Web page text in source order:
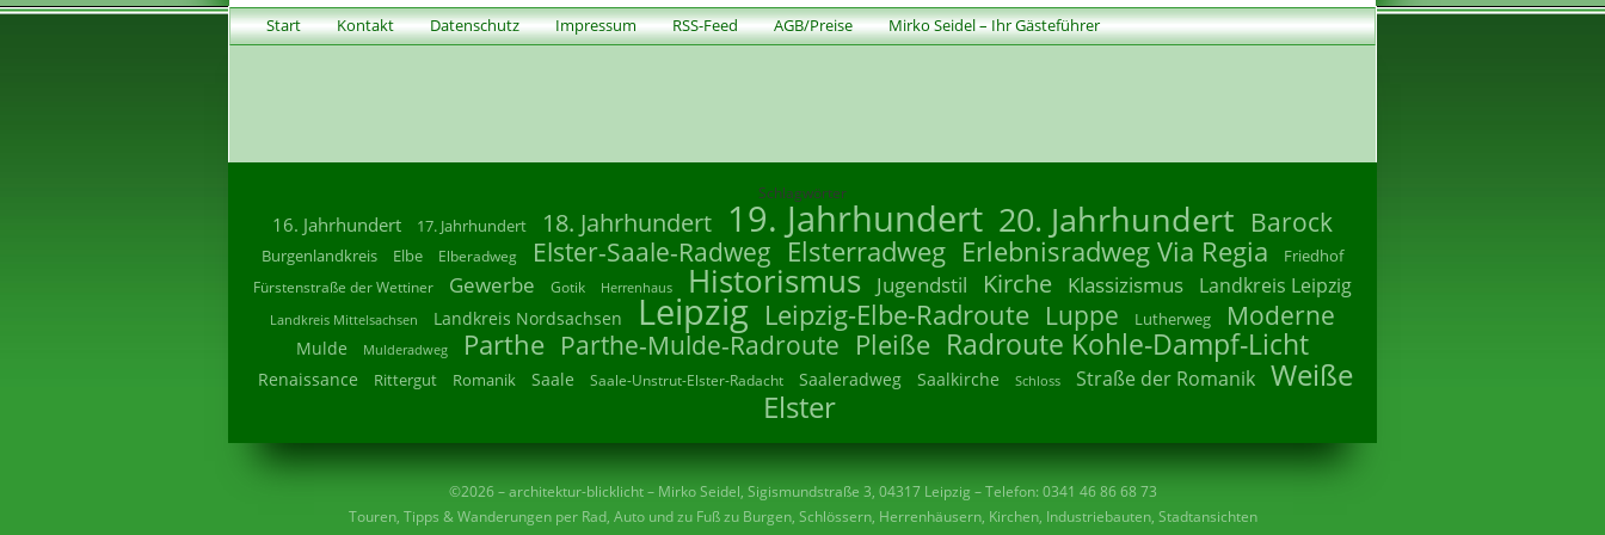
Start Kontakt Datenschutz Impressum RSS-Feed AGB/Preise Mirko Seidel – Ihr Gästeführer
Schlagwörter
16. Jahrhundert 17. Jahrhundert 18. Jahrhundert 19. Jahrhundert 20. Jahrhundert Barock
Burgenlandkreis Elbe Elberadweg Elster-Saale-Radweg Elsterradweg Erlebnisradweg Via Regia Friedhof
Fürstenstraße der Wettiner Gewerbe Gotik Herrenhaus Historismus Jugendstil Kirche Klassizismus Landkreis Leipzig
Landkreis Mittelsachsen Landkreis Nordsachsen Leipzig Leipzig-Elbe-Radroute Luppe Lutherweg Moderne
Mulde Mulderadweg Parthe Parthe-Mulde-Radroute Pleiße Radroute Kohle-Dampf-Licht
Renaissance Rittergut Romanik Saale Saale-Unstrut-Elster-Radacht Saaleradweg Saalkirche Schloss Straße der Romanik Weiße
Elster
©2026 – architektur-blicklicht – Mirko Seidel, Sigismundstraße 3, 04317 Leipzig – Telefon: 0341 46 86 68 73
Touren, Tipps & Wanderungen per Rad, Auto und zu Fuß zu Burgen, Schlössern, Herrenhäusern, Kirchen, Industriebauten, Stadtansichten